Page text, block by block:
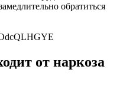
обратиться
от наркоза